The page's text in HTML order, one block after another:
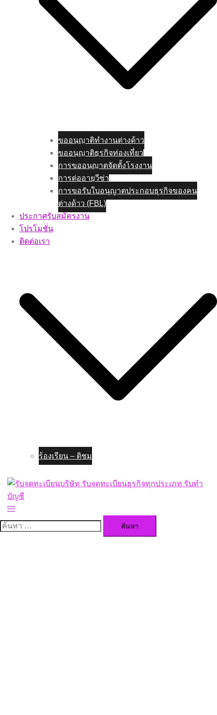
ขออนุญาติทำงานต่างด้าว
ขออนุญาติธุรกิจท่องเที่ยว
การขออนุญาตจัดตั้งโรงงาน
การต่ออายุวีซ่า
การขอรับใบอนุญาตประกอบธุรกิจของคน
ต่างด้าว (FBL)
ประกาศรับสมัครงาน
โปรโมชั่น
ติดต่อเรา
ร้องเรียน – ติชม
Toggle
menu
ค้นหา